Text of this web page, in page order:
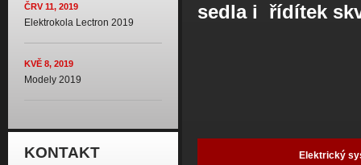
ČRV 11, 2019
Elektrokola Lectron 2019
KVĚ 8, 2019
Modely 2019
KONTAKT
sedla i řídítek
Elektrický